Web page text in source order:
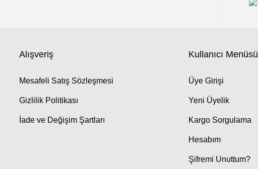
Alışveriş
Mesafeli Satış Sözleşmesi
Gizlilik Politikası
İade ve Değişim Şartları
Kullanıcı Menüsü
Üye Girişi
Yeni Üyelik
Kargo Sorgulama
Hesabım
Şifremi Unuttum?